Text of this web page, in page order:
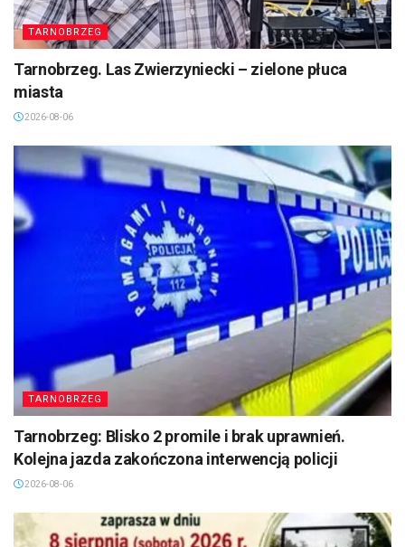
TARNOBRZEG
Tarnobrzeg. Las Zwierzyniecki – zielone płuca
miasta
2026-08-06
TARNOBRZEG
Tarnobrzeg: Blisko 2 promile i brak uprawnień.
Kolejna jazda zakończona interwencją policji
2026-08-06